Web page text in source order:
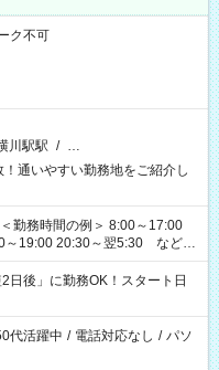
ク不可
川駅駅 / …
通いやすい勤務地をご紹介し
勤務時間の例＞ 8:00～17:00
19:00 20:30～翌5:30 など ★
のみ、残業なし、交替制など
後」に勤務OK！スタート日
代活躍中 / 電話対応なし / パソ